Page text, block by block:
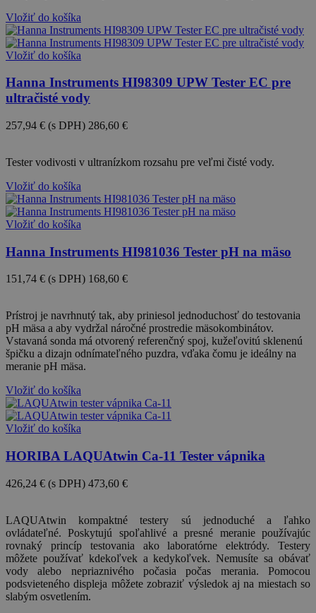
Vložiť do košíka
Vložiť do košíka
Hanna Instruments HI98309 UPW Tester EC pre
ultračisté vody
257,94 € (s DPH) 286,60 €
Tester vodivosti v ultranízkom rozsahu pre veľmi čisté vody.
Vložiť do košíka
Vložiť do košíka
Hanna Instruments HI981036 Tester pH na mäso
151,74 € (s DPH) 168,60 €
Prístroj je navrhnutý tak, aby priniesol jednoduchosť do testovania
pH mäsa a aby vydržal náročné prostredie mäsokombinátov.
Vstavaná sonda má otvorený referenčný spoj, kužeľovitú sklenenú
špičku a dizajn odnímateľného puzdra, vďaka čomu je ideálny na
meranie pH mäsa.
Vložiť do košíka
Vložiť do košíka
HORIBA LAQUAtwin Ca-11 Tester vápnika
426,24 € (s DPH) 473,60 €
LAQUAtwin kompaktné testery sú jednoduché a ľahko
ovládateľné. Poskytujú spoľahlivé a presné meranie používajúc
rovnaký princíp testovania ako laboratórne elektródy. Testery
môžete používať kdekoľvek a kedykoľvek. Nemusíte sa obávať
vody alebo nepriaznivého počasia počas merania. Pomocou
podsvieteného displeja môžete zobraziť výsledok aj na miestach so
slabým osvetlením.